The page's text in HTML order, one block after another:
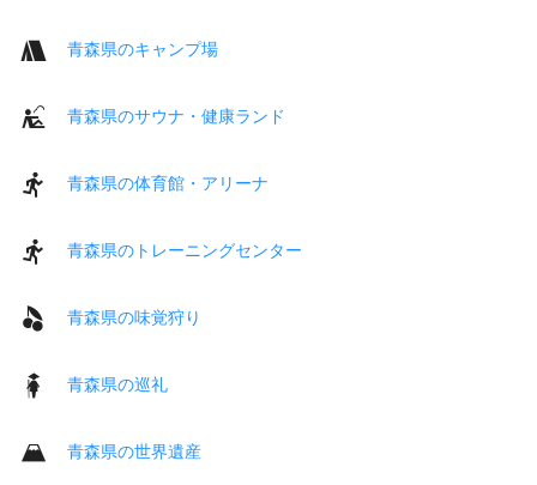
青森県のキャンプ場
青森県のサウナ・健康ランド
青森県の体育館・アリーナ
青森県のトレーニングセンター
青森県の味覚狩り
青森県の巡礼
青森県の世界遺産